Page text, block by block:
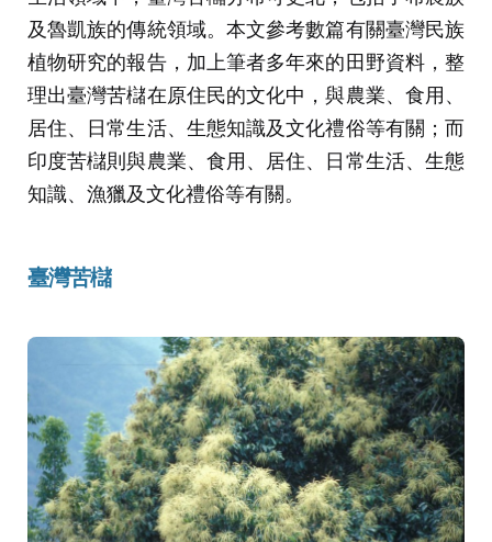
及魯凱族的傳統領域。本文參考數篇有關臺灣民族
植物研究的報告，加上筆者多年來的田野資料，整
理出臺灣苦櫧在原住民的文化中，與農業、食用、
居住、日常生活、生態知識及文化禮俗等有關；而
印度苦櫧則與農業、食用、居住、日常生活、生態
知識、漁獵及文化禮俗等有關。
臺灣苦櫧